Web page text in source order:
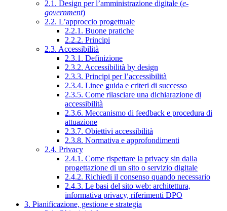
2.1. Design per l’amministrazione digitale (e-
government)
2.2. L’approccio progettuale
2.2.1. Buone pratiche
2.2.2. Principi
2.3. Accessibilità
2.3.1. Definizione
2.3.2. Accessibilità by design
2.3.3. Principi per l’accessibilità
2.3.4. Linee guida e criteri di successo
2.3.5. Come rilasciare una dichiarazione di
accessibilità
2.3.6. Meccanismo di feedback e procedura di
attuazione
2.3.7. Obiettivi accessibilità
2.3.8. Normativa e approfondimenti
2.4. Privacy
2.4.1. Come rispettare la privacy sin dalla
progettazione di un sito o servizio digitale
2.4.2. Richiedi il consenso quando necessario
2.4.3. Le basi del sito web: architettura,
informativa privacy, riferimenti DPO
3. Pianificazione, gestione e strategia